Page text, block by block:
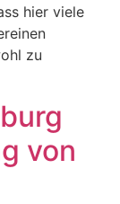
hier viele
zu
von